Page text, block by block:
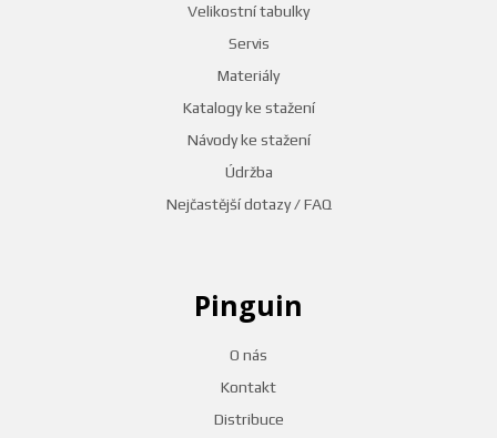
Velikostní tabulky
Servis
Materiály
Katalogy ke stažení
Návody ke stažení
Údržba
Nejčastější dotazy / FAQ
Pinguin
O nás
Kontakt
Distribuce